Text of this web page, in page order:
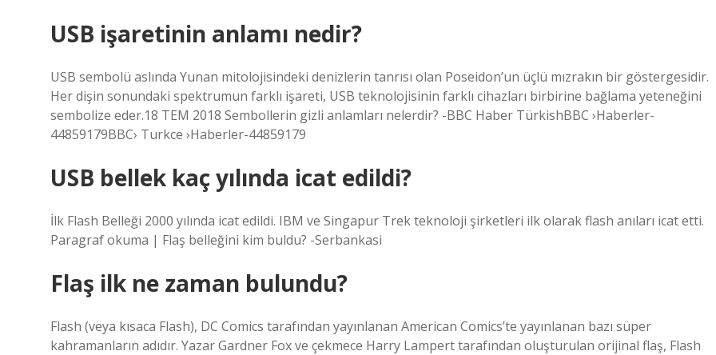
USB işaretinin anlamı nedir?
USB sembolü aslında Yunan mitolojisindeki denizlerin tanrısı olan Poseidon’un üçlü mızrakın bir göstergesidir.
Her dişin sonundaki spektrumun farklı işareti, USB teknolojisinin farklı cihazları birbirine bağlama yeteneğini
sembolize eder.18 TEM 2018 Sembollerin gizli anlamları nelerdir? -BBC Haber TürkishBBC ›Haberler-
44859179BBC› Turkce ›Haberler-44859179
USB bellek kaç yılında icat edildi?
İlk Flash Belleği 2000 yılında icat edildi. IBM ve Singapur Trek teknoloji şirketleri ilk olarak flash anıları icat etti.
Paragraf okuma | Flaş belleğini kim buldu? -Serbankasi
Flaş ilk ne zaman bulundu?
Flash (veya kısaca Flash), DC Comics tarafından yayınlanan American Comics’te yayınlanan bazı süper
kahramanların adıdır. Yazar Gardner Fox ve çekmece Harry Lampert tarafından oluşturulan orijinal flaş, Flash